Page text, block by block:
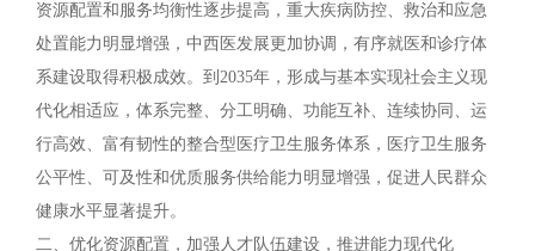
资源配置和服务均衡性逐步提高，重大疾病防控、救治和应急
处置能力明显增强，中西医发展更加协调，有序就医和诊疗体
系建设取得积极成效。到2035年，形成与基本实现社会主义现
代化相适应，体系完整、分工明确、功能互补、连续协同、运
行高效、富有韧性的整合型医疗卫生服务体系，医疗卫生服务
公平性、可及性和优质服务供给能力明显增强，促进人民群众
健康水平显著提升。
二、优化资源配置，加强人才队伍建设，推进能力现代化